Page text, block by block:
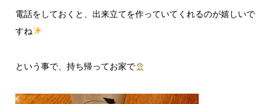
電話をしておくと、出来立てを作っていてくれるのが嬉しいで
すね
という事で、持ち帰ってお家で